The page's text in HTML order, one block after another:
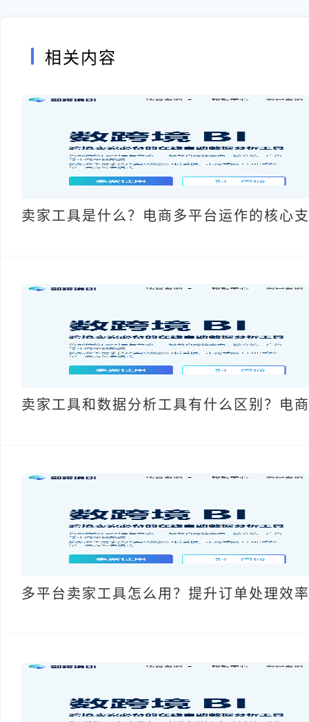
相关内容
卖家工具是什么？电商多平台运作的核心
卖家工具和数据分析工具有什么区别？电
多平台卖家工具怎么用？提升订单处理效